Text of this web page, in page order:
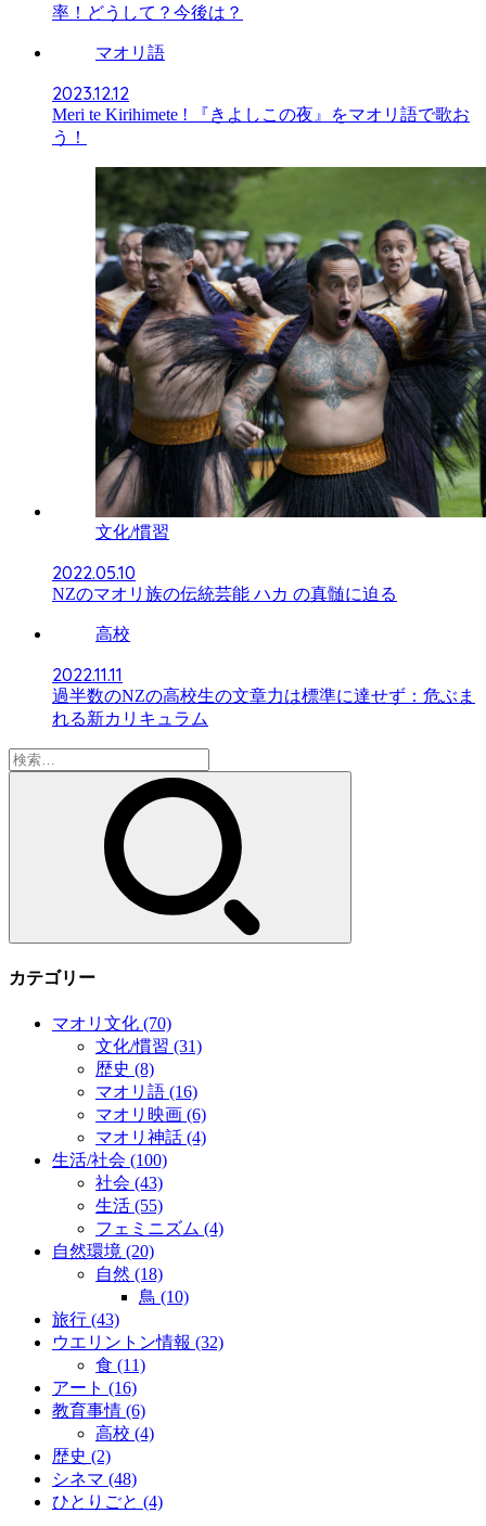
率！どうして？今後は？
マオリ語
2023.12.12
Meri te Kirihimete ! 『きよしこの夜』をマオリ語で歌お
う！
文化/慣習
2022.05.10
NZのマオリ族の伝統芸能 ハカ の真髄に迫る
高校
2022.11.11
過半数のNZの高校生の文章力は標準に達せず：危ぶま
れる新カリキュラム
検
索:
カテゴリー
マオリ文化 (70)
文化/慣習 (31)
歴史 (8)
マオリ語 (16)
マオリ映画 (6)
マオリ神話 (4)
生活/社会 (100)
社会 (43)
生活 (55)
フェミニズム (4)
自然環境 (20)
自然 (18)
鳥 (10)
旅行 (43)
ウエリントン情報 (32)
食 (11)
アート (16)
教育事情 (6)
高校 (4)
歴史 (2)
シネマ (48)
ひとりごと (4)